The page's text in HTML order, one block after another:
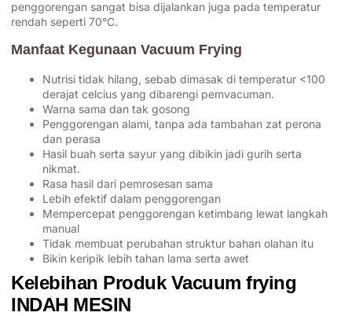
penggorengan sangat bisa dijalankan juga pada temperatur
rendah seperti 70°C.
Manfaat Kegunaan Vacuum Frying
Nutrisi tidak hilang, sebab dimasak di temperatur <100
derajat celcius yang dibarengi pemvacuman.
Warna sama dan tak gosong
Penggorengan alami, tanpa ada tambahan zat perona
dan perasa
Hasil buah serta sayur yang dibikin jadi gurih serta
nikmat.
Rasa hasil dari pemrosesan sama
Lebih efektif dalam penggorengan
Mempercepat penggorengan ketimbang lewat langkah
manual
Tidak membuat perubahan struktur bahan olahan itu
Bikin keripik lebih tahan lama serta awet
Kelebihan Produk Vacuum frying
INDAH MESIN